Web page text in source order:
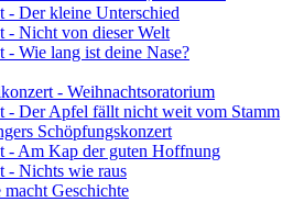
- Der kleine Unterschied
- Nicht von dieser Welt
- Wie lang ist deine Nase?
- Weihnachtsoratorium
- Der Apfel fällt nicht weit vom Stamm
Schöpfungskonzert
- Am Kap der guten Hoffnung
- Nichts wie raus
Geschichte